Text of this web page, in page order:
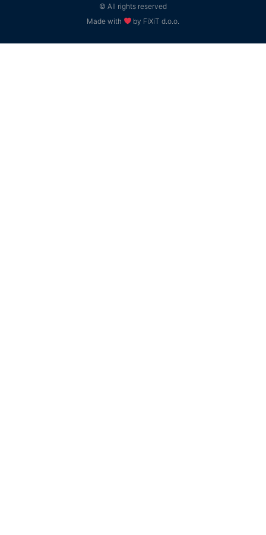
© All rights reserved
Made with
by FiXiT d.o.o.